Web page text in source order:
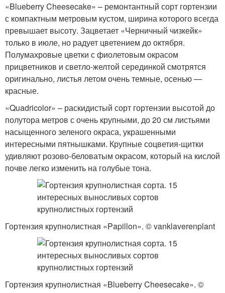
«Blueberry Cheesecake» – ремонтантный сорт гортензии
с компактным метровым кустом, ширина которого всегда
превышает высоту. Зацветает «Черничный чизкейк»
только в июле, но радует цветением до октября.
Полумахровые цветки с фиолетовым окрасом
прицветников и светло-желтой серединкой смотрятся
оригинально, листья летом очень темные, осенью —
красные.
«Quadricolor» – раскидистый сорт гортензии высотой до
полутора метров с очень крупными, до 20 см листьями
насыщенного зеленого окраса, украшенными
интересными пятнышками. Крупные соцветия-щитки
удивляют розово-беловатым окрасом, который на кислой
почве легко изменить на голубые тона.
Гортензия крупнолистная «Papillon». © vanklaverenplant
Гортензия крупнолистная «Blueberry Cheesecake». ©